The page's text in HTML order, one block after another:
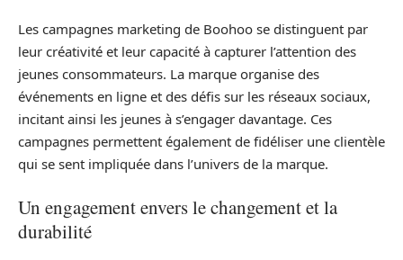
Les campagnes marketing de Boohoo se distinguent par
leur créativité et leur capacité à capturer l’attention des
jeunes consommateurs. La marque organise des
événements en ligne et des défis sur les réseaux sociaux,
incitant ainsi les jeunes à s’engager davantage. Ces
campagnes permettent également de fidéliser une clientèle
qui se sent impliquée dans l’univers de la marque.
Un engagement envers le changement et la
durabilité